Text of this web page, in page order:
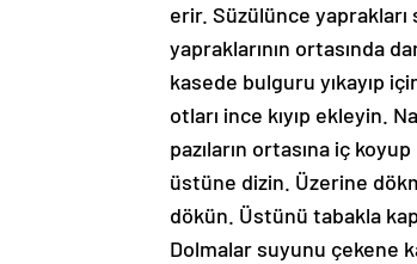
erir. Süzülünce
yapraklarının ortasında
kasede bulguru yıkayıp
otları ince kıyıp ekleyin.
pazıların ortasına iç
üstüne dizin. Üzerine
dökün. Üstünü tabakla
Dolmalar suyunu çekene